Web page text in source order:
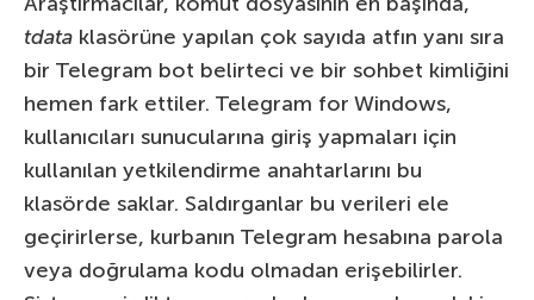
tdata klasörüne yapılan çok sayıda atfın yanı sıra
bir Telegram bot belirteci ve bir sohbet kimliğini
hemen fark ettiler. Telegram for Windows,
kullanıcıları sunucularına giriş yapmaları için
kullanılan yetkilendirme anahtarlarını bu
klasörde saklar. Saldırganlar bu verileri ele
geçirirlerse, kurbanın Telegram hesabına parola
veya doğrulama kodu olmadan erişebilirler.